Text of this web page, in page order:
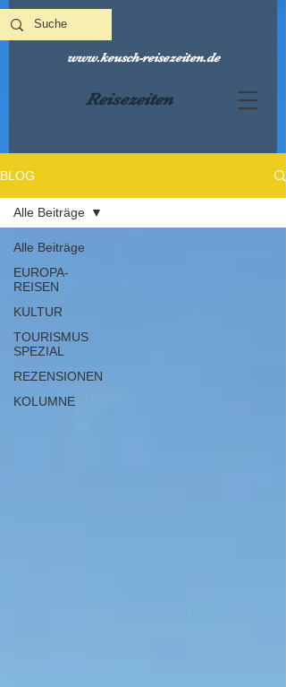
Reisezeiten
www.keusch-reisezeiten.de
BLOG
Alle Beiträge
EUROPA-
REISEN
KULTUR
TOURISMUS
SPEZIAL
REZENSIONEN
KOLUMNE
Alle Beiträge